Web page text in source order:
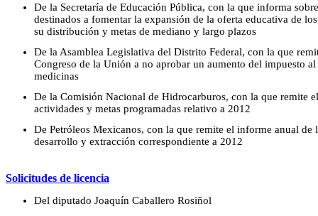
De la Secretaría de Educación Pública, con la que informa
destinados a fomentar la expansión de la oferta educativa de
su distribución y metas de mediano y largo plazos
De la Asamblea Legislativa del Distrito Federal, con la que
Congreso de la Unión a no aprobar un aumento del impuesto
medicinas
De la Comisión Nacional de Hidrocarburos, con la que remite
actividades y metas programadas relativo a 2012
De Petróleos Mexicanos, con la que remite el informe anual de
desarrollo y extracción correspondiente a 2012
Solicitudes de licencia
Del diputado Joaquín Caballero Rosiñol